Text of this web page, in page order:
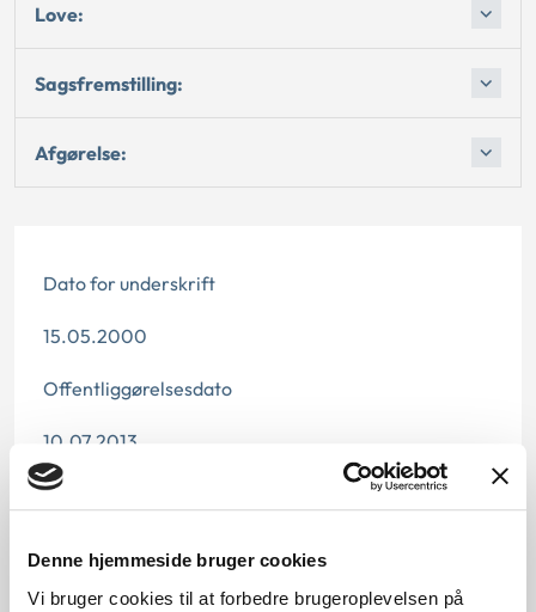
Denne hjemmeside bruger cookies
Vi bruger cookies til at forbedre brugeroplevelsen på
Love:
Sagsfremstilling:
Afgørelse:
Dato for underskrift
15.05.2000
Offentliggørelsesdato
10.07.2013
Paragraf
Journalnummer J.nr.: 200676-99